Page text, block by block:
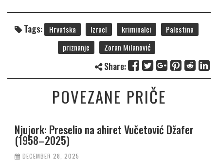
Tags: Hrvatska Izrael kriminalci
Palestina
priznanje
Zoran Milanović
Share:
POVEZANE PRIČE
Njujork: Preselio na ahiret Vučetović Džafer
(1958–2025)
DECEMBER 28, 2025